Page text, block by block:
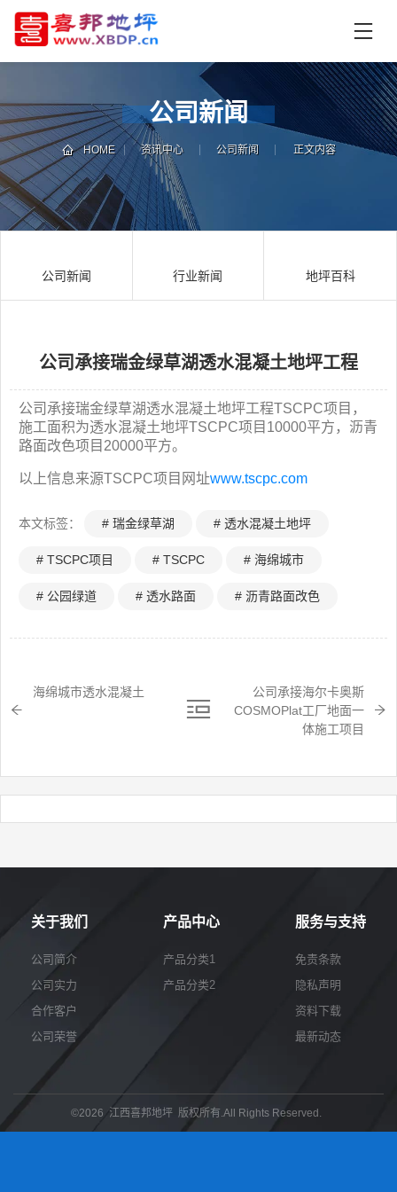
页
中
心
技
术
支
持
资
讯
中
例
公司新闻
HOME 资讯中心 公司新闻 正文内容
公司新闻 行业新闻 地坪百科
公司承接瑞金绿草湖透水混凝土地坪工程
公司承接瑞金绿草湖透水混凝土地坪工程TSCPC项目，
施工面积为透水混凝土地坪TSCPC项目10000平方，沥青
路面改色项目20000平方。
以上信息来源TSCPC项目网址www.tscpc.com
本文标签： # 瑞金绿草湖 # 透水混凝土地坪
# TSCPC项目 # TSCPC # 海绵城市
# 公园绿道 # 透水路面 # 沥青路面改色
海绵城市透水混凝土
公司承接海尔卡奥斯
COSMOPlat工厂地面一
体施工项目
关于我们
公司简介
公司实力
合作客户
公司荣誉
产品中心
产品分类1
产品分类2
服务与支持
免责条款
隐私声明
资料下载
最新动态
©2026 江西喜邦地坪 版权所有.All Rights Reserved.